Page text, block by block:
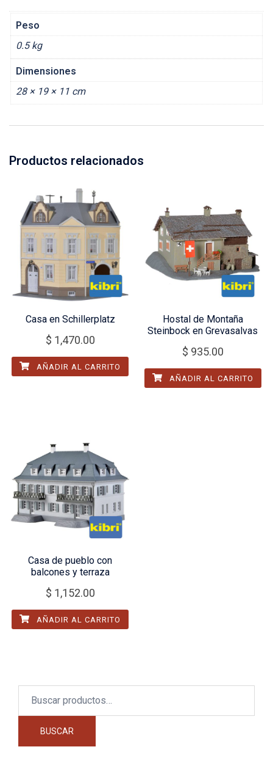
Peso
0.5 kg
Dimensiones
28 × 19 × 11 cm
Productos relacionados
Casa en Schillerplatz
$ 1,470.00
AÑADIR AL CARRITO
Hostal de Montaña
Steinbock en Grevasalvas
$ 935.00
AÑADIR AL CARRITO
Casa de pueblo con
balcones y terraza
$ 1,152.00
AÑADIR AL CARRITO
BUSCAR